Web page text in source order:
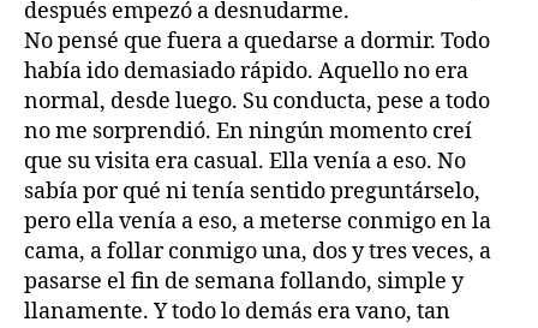
después empezó a desnudarme.
No pensé que fuera a quedarse a dormir. Todo
había ido demasiado rápido. Aquello no era
normal, desde luego. Su conducta, pese a todo
no me sorprendió. En ningún momento creí
que su visita era casual. Ella venía a eso. No
sabía por qué ni tenía sentido preguntárselo,
pero ella venía a eso, a meterse conmigo en la
cama, a follar conmigo una, dos y tres veces, a
pasarse el fin de semana follando, simple y
llanamente. Y todo lo demás era vano, tan